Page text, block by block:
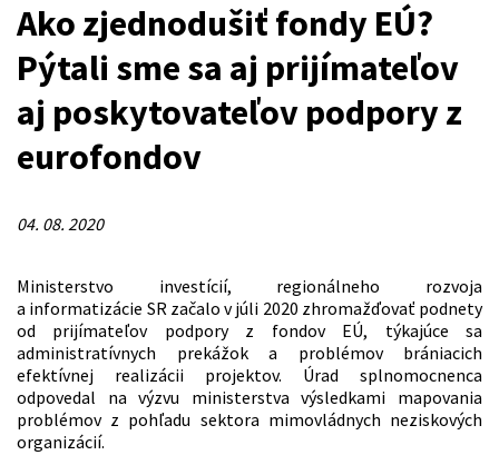
Ako zjednodušiť fondy EÚ?
Pýtali sme sa aj prijímateľov
aj poskytovateľov podpory z
eurofondov
04. 08. 2020
Ministerstvo investícií, regionálneho rozvoja
a informatizácie SR začalo v júli 2020 zhromažďovať podnety
od prijímateľov podpory z fondov EÚ, týkajúce sa
administratívnych prekážok a problémov brániacich
efektívnej realizácii projektov. Úrad splnomocnenca
odpovedal na výzvu ministerstva výsledkami mapovania
problémov z pohľadu sektora mimovládnych neziskových
organizácií.